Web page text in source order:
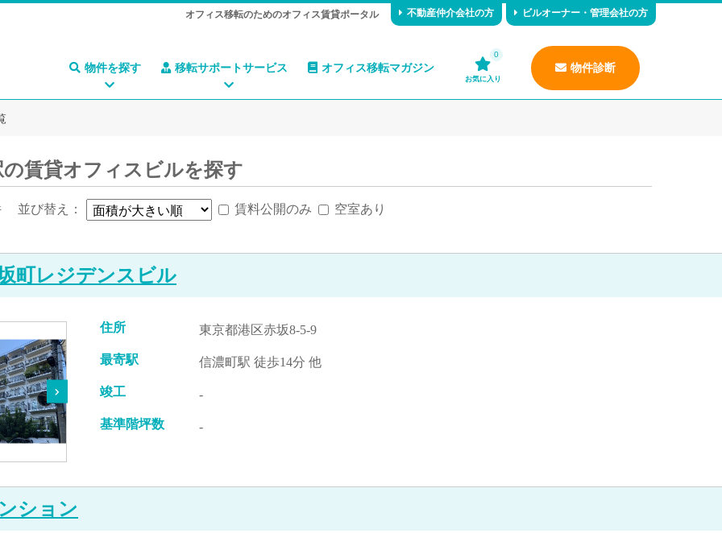
オフィス移転のためのオフィス賃貸ポータル 不動産仲介会社の方 ビルオーナー・管理会社の方
物件を探す 移転サポートサービス オフィス移転マガジン
0
お気に入り
物件診断
の賃貸オフィスビルを探す
並び替え： 賃料公開のみ 空室あり
町レジデンスビル
住所 東京都港区赤坂8-5-9
最寄駅 信濃町駅 徒歩14分 他
竣工 -
基準階坪数 -
ション